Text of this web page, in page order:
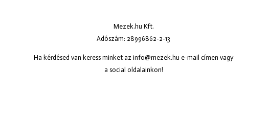
Mezek.hu Kft.
Adószám: 28996862-2-13
Ha kérdésed van keress minket az info@mezek.hu e-mail címen vagy
a social oldalainkon!